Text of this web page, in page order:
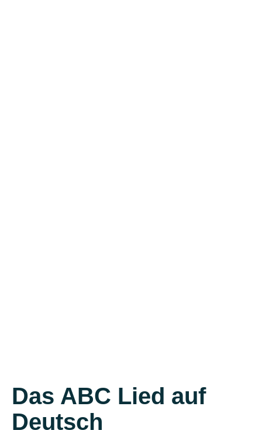
Das ABC Lied auf
Deutsch